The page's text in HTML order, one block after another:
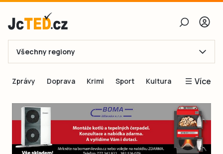
E-mail
Obnovit heslo
Přihlásit se
Všechny regiony
Zprávy Doprava Krimi Sport Kultura Více
Blogy
Inspirace
Čtenáři píší
Speciální přílohy